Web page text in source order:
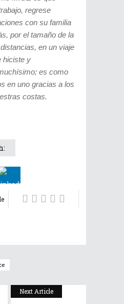
regrese
con su familia
por el tamaño de la
en un viaje
hiciste y
es como
en uno gracias a los
costas.
Next Article